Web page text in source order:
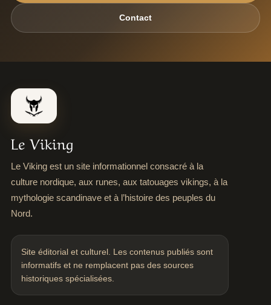
Contact
Le Viking
Le Viking est un site informationnel consacré à la
culture nordique, aux runes, aux tatouages vikings, à la
mythologie scandinave et à l’histoire des peuples du
Nord.
Site éditorial et culturel. Les contenus publiés sont
informatifs et ne remplacent pas des sources
historiques spécialisées.